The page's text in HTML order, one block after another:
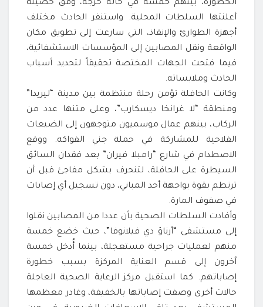
الخطورة، بينهم خمسة في حالة حرجة، وفق حصيلة
أعلنتها السلطات المحلية. واستنفر الحادث مختلف
أجهزة الطوارئ والإنقاذ، التي سارعت إلى تطويق مكان
الواقعة ونقل المصابين إلى المؤسسات الاستشفائية،
فيما فتحت الجهات المختصة تحقيقاً لتحديد أسباب
الحادث وملابساته.
وكانت الحافلة تؤمن رحلة منتظمة بين مدينة “ليريدا”
ومنطقة “لا غرانخا ديسكارب”، وعلى متنها عدد من
الركاب، بينهم عمال موسميون متوجهون إلى الضيعات
الفلاحية للمشاركة في حملة جني الفواكه. ووقع
الاصطدام في شارع “رامبلا فيران” بعد فقدان السائق
السيطرة على الحافلة، لتنحرف بشكل مفاجئ قبل أن
ترتطم بقوة بواجهة أحد المباني، دون تسجيل أي إصابات
في صفوف المارة.
وأفادت السلطات الصحية بأن عددا من المصابين نقلوا
إلى مستشفى “أرناؤ دي فيلانوفا”، حيث خضع خمسة
منهم لعمليات جراحية مستعجلة، بينما أُدخل خمسة
آخرون إلى قسم العناية المركزة بسبب خطورة
إصاباتهم. كما استقبل مركز الرعاية الصحية العاجلة
حالات أخرى وصفت إصاباتها بالخفيفة، وغادر معظمها